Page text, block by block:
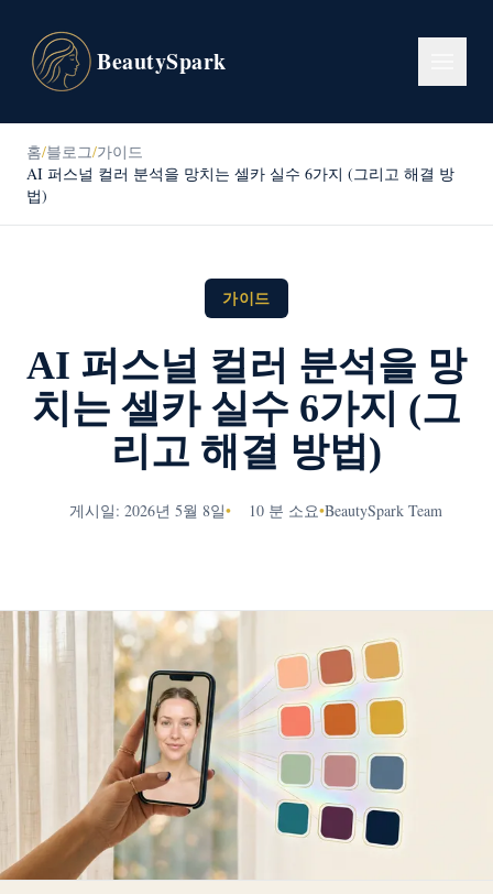
BeautySpark
홈/블로그/가이드
AI 퍼스널 컬러 분석을 망치는 셀카 실수 6가지 (그리고 해결 방
법)
가이드
AI 퍼스널 컬러 분석을 망
치는 셀카 실수 6가지 (그
리고 해결 방법)
게시일: 2026년 5월 8일• 10 분 소요•BeautySpark Team